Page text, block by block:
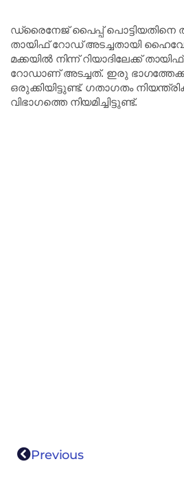
ഡ്രൈനേജ് പൈപ്പ് പൊട്ടിയതിനെ
തായിഫ് റോഡ് അടച്ചതായി
മക്കയില്‍ നിന്ന് റിയാദിലേക്ക്
റോഡാണ് അടച്ചത്. ഇരു
ഒരുക്കിയിട്ടുണ്ട്. ഗതാഗതം
വിഭാഗത്തെ നിയമിച്ചിട്ടുണ്ട്.
Previous